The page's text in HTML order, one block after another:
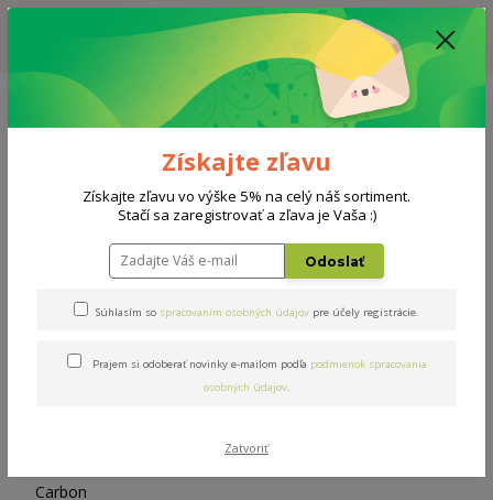
ZĽAVA: VŠETKY VYSTAVENÉ POSTELE ZA 400€ - CENA MATRACU A ROŠTU
PODĽA VÝBERU / DODACIA LEHOTA JE AKTUÁLNE 10-15 PRACOVNÝCH
Menu
0908 777 700 Po-So: 10-18 hod.
0
Doplnky Chránič Carbon 180x200cm
Chránič Carbon 180x200cm
Získajte zľavu
Získajte zľavu vo výške 5% na celý náš sortiment.
Stačí sa zaregistrovať a zľava je Vaša :)
Odoslať
Súhlasím so spracovaním osobných údajov pre účely registrácie.
Prajem si odoberať novinky e-mailom podľa podmienok spracovania
osobných údajov.
Zatvoriť